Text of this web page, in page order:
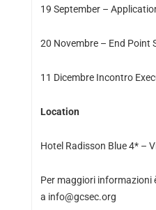
19 September –
20 Novembre – End Point
11 Dicembre Incontro
Location
Hotel Radisson Blue 4* –
Per maggiori informazioni
a info@gcsec.org